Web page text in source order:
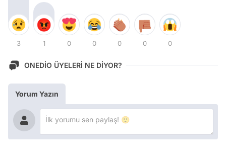
3 1 0 0 0 0 0
ONEDİO ÜYELERİ NE DİYOR?
Yorum Yazın